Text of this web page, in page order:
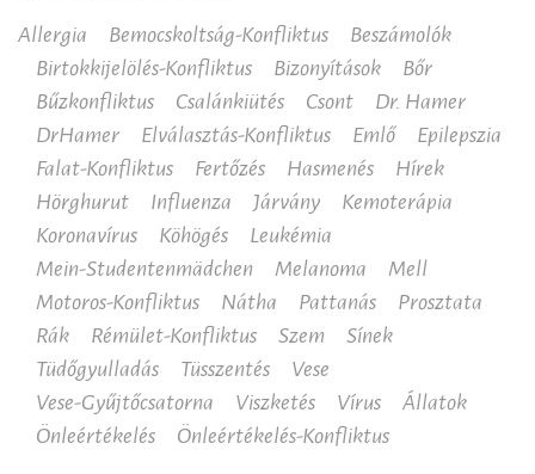
Allergia Bemocskoltság-Konfliktus
Beszámolók
Birtokkijelölés-Konfliktus
Bizonyítások
Bőr
Bűzkonfliktus
Csalánkiütés Csont
Dr. Hamer
DrHamer
Elválasztás-Konfliktus Emlő
Epilepszia
Falat-Konfliktus
Fertőzés Hasmenés
Hírek
Hörghurut
Influenza Járvány
Kemoterápia
Koronavírus
Köhögés
Leukémia
Mein-Studentenmädchen
Melanoma
Mell
Motoros-Konfliktus
Nátha Pattanás
Prosztata
Rák
Rémület-Konfliktus Szem
Sínek
Tüdőgyulladás
Tüsszentés
Vese
Vese-Gyűjtőcsatorna
Viszketés Vírus
Állatok
Önleértékelés
Önleértékelés-Konfliktus